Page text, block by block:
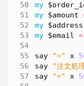
my
my $amount
my $address
my $email =
say "=" x
say
"注文
say
"=" x